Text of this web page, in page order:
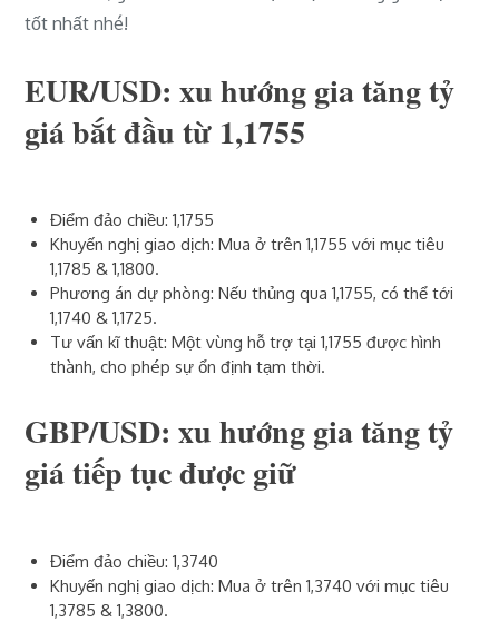
tốt nhất nhé!
EUR/USD: xu hướng gia tăng tỷ
giá bắt đầu từ 1,1755
Điểm đảo chiều: 1,1755
Khuyến nghị giao dịch: Mua ở trên 1,1755 với mục tiêu
1,1785 & 1,1800.
Phương án dự phòng: Nếu thủng qua 1,1755, có thể tới
1,1740 & 1,1725.
Tư vấn kĩ thuật: Một vùng hỗ trợ tại 1,1755 được hình
thành, cho phép sự ổn định tạm thời.
GBP/USD: xu hướng gia tăng tỷ
giá tiếp tục được giữ
Điểm đảo chiều: 1,3740
Khuyến nghị giao dịch: Mua ở trên 1,3740 với mục tiêu
1,3785 & 1,3800.